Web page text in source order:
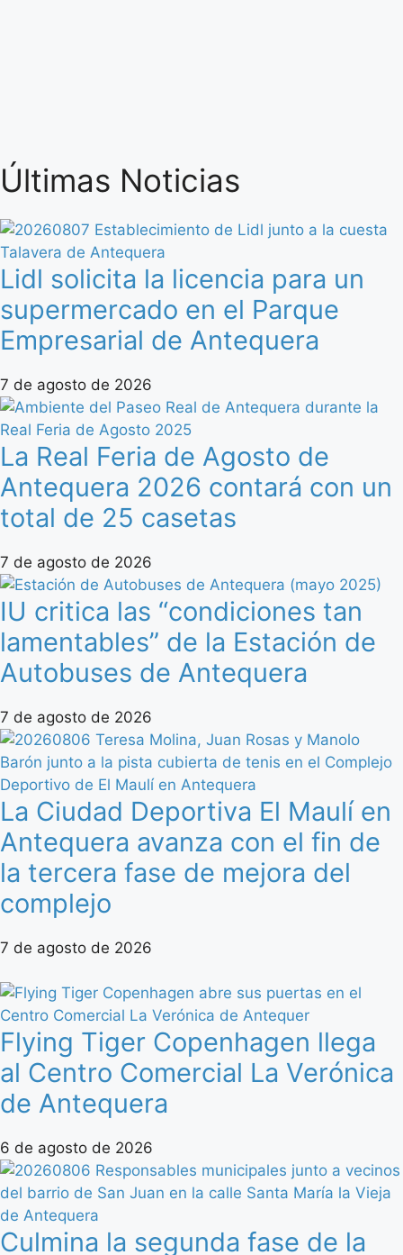
Últimas Noticias
Lidl solicita la licencia para un
supermercado en el Parque
Empresarial de Antequera
7 de agosto de 2026
La Real Feria de Agosto de
Antequera 2026 contará con un
total de 25 casetas
7 de agosto de 2026
IU critica las “condiciones tan
lamentables” de la Estación de
Autobuses de Antequera
7 de agosto de 2026
La Ciudad Deportiva El Maulí en
Antequera avanza con el fin de
la tercera fase de mejora del
complejo
7 de agosto de 2026
Flying Tiger Copenhagen llega
al Centro Comercial La Verónica
de Antequera
6 de agosto de 2026
Culmina la segunda fase de la